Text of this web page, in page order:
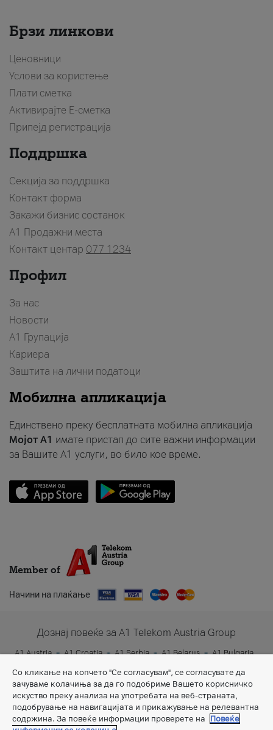
Брзи линкови
Ценовници
Услови за користење
Плати сметка
Активирајте Е-сметка
Припејд регистрација
Поддршка
Секција за поддршка
Контакт форма
Закажи бизнис состанок
A1 Продажни места
Контакт центар 077 1234
Профил
За нас
Новости
А1 Групација
Кариера
Заштита на лични податоци
Мобилна апликација
Единствено преку бесплатната мобилна апликација
Мојот A1 имате пристап до сите важни информации
за Вашите A1 услуги, во било кое време.
Member of
Начини на плаќање
Дознај повеќе за A1 Telekom Austria Group
A1 Austria A1 Croatia A1 Serbia A1 Belarus
A1 Bulgaria
Со кликање на копчето "Се согласувам", се согласувате да
зачуваме колачиња за да го подобриме Вашето корисничко
искуство преку анализа на употребата на веб-страната,
подобрување на навигацијата и прикажување на релевантна
содржина. За повеќе информации проверете на
Повеќе